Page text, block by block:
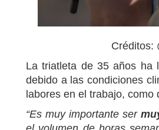
Créditos:
La triatleta de 35 años ha
debido a las condiciones
labores en el trabajo,
“Es muy importante ser